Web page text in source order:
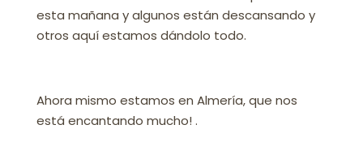
esta mañana y algunos están descansando y
otros aquí estamos dándolo todo.
Ahora mismo estamos en Almería, que nos
está encantando mucho! .